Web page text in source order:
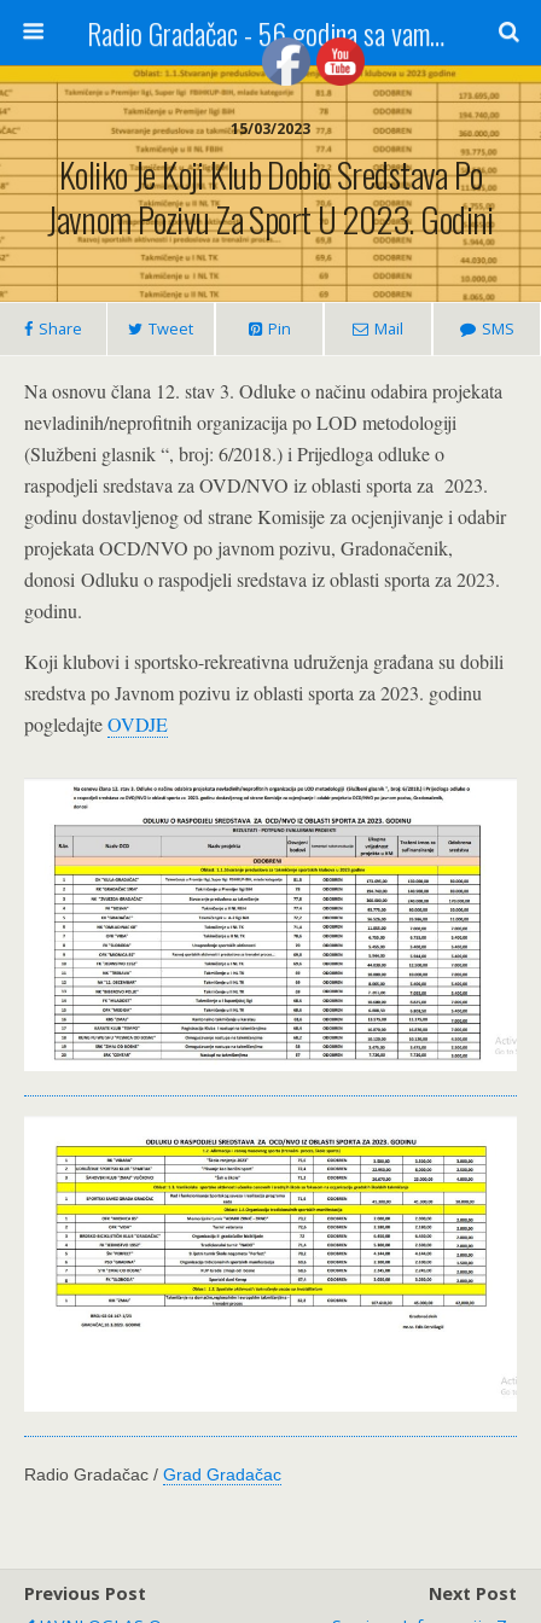
Radio Gradačac - 56 godina sa vama...
15/03/2023
Koliko Je Koji Klub Dobio Sredstava Po
Javnom Pozivu Za Sport U 2023. Godini
Share Tweet Pin Mail SMS
Na osnovu člana 12. stav 3. Odluke o načinu odabira projekata
nevladinih/neprofitnih organizacija po LOD metodologiji
(Službeni glasnik “, broj: 6/2018.) i Prijedloga odluke o
raspodjeli sredstava za OVD/NVO iz oblasti sporta za 2023.
godinu dostavljenog od strane Komisije za ocjenjivanje i odabir
projekata OCD/NVO po javnom pozivu, Gradonačenik,
donosi Odluku o raspodjeli sredstava iz oblasti sporta za 2023.
godinu.
Koji klubovi i sportsko-rekreativna udruženja građana su dobili
sredstva po Javnom pozivu iz oblasti sporta za 2023. godinu
pogledajteOVDJE
Radio Gradačac / Grad Gradačac
Previous Post
Next Post